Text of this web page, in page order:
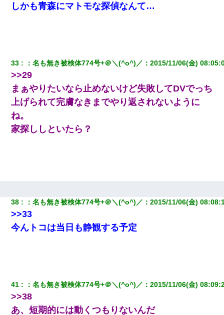
しかも青森にマトモな探偵なんて…
33 ：名も無き被検体774号+＠＼(^o^)／ ：2015/11/06(金)
>>29
まぁやりたいなら止めないけど失敗してDVでっち
上げられて完膚なきまでやり返されないように
ね。
家探ししといたら？
38 ：名も無き被検体774号+＠＼(^o^)／ ：2015/11/06(金)
>>33
今んトコは当日も静観する予定
41 ：名も無き被検体774号+＠＼(^o^)／ ：2015/11/06(金)
>>38
あ、短期的には動くつもりないんだ